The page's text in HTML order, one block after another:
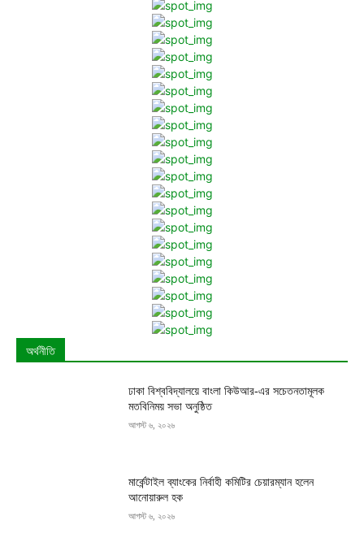
অর্থনীতি
ঢাকা বিশ্ববিদ্যালয়ে বাংলা কিউআর-এর সচেতনতামূলক
মতবিনিময় সভা অনুষ্ঠিত
আগস্ট ৬, ২০২৬
মার্কেন্টাইল ব্যাংকের নির্বাহী কমিটির চেয়ারম্যান হলেন
আনোয়ারুল হক
আগস্ট ৬, ২০২৬